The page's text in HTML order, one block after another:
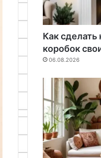
Как сделать
коробок
06.08.2026